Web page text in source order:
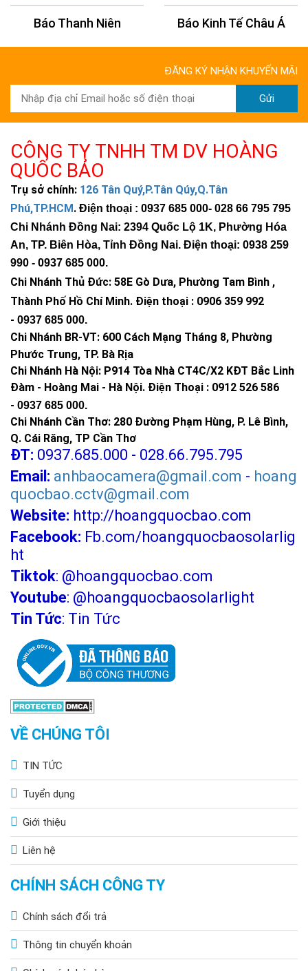
Báo Thanh Niên Báo Kinh Tế Châu Á
ĐĂNG KÝ NHẬN KHUYẾN MÃI
Gửi
CÔNG TY TNHH TM DV HOÀNG
QUỐC BẢO
Trụ sở chính: 126 Tân Quý,P.Tân Qúy,Q.Tân
Phú,TP.HCM. Điện thoại : 0937 685 000- 028 66 795 795
Chi Nhánh Đồng Nai: 2394 Quốc Lộ 1K, Phường Hóa
An, TP. Biên Hòa, Tỉnh Đồng Nai. Điện thoại: 0938 259
990 - 0937 685 000.
Chi Nhánh Thủ Đức: 58E Gò Dưa, Phường Tam Bình ,
Thành Phố Hồ Chí Minh. Điện thoại : 0906 359 992
- 0937 685 000.
Chi Nhánh BR-VT: 600 Cách Mạng Tháng 8, Phường
Phước Trung, TP. Bà Rịa
Chi Nhánh Hà Nội: P914 Tòa Nhà CT4C/X2 KĐT Bắc Linh
Đàm - Hoàng Mai - Hà Nội. Điện Thoại : 0912 526 586
- 0937 685 000.
Chi Nhánh Cần Thơ: 280 Đường Phạm Hùng, P. Lê Bình,
Q. Cái Răng, TP Cần Thơ
ĐT: 0937.685.000 - 028.66.795.795
Email: anhbaocamera@gmail.com - hoang
quocbao.cctv@gmail.com
Website: http://hoangquocbao.com
Facebook: Fb.com/hoangquocbaosolarlig
ht
Tiktok: @hoangquocbao.com
Youtube: @hoangquocbaosolarlight
Tin Tức: Tin Tức
VỀ CHÚNG TÔI
TIN TỨC
Tuyển dụng
Giới thiệu
Liên hệ
CHÍNH SÁCH CÔNG TY
Chính sách đổi trả
Thông tin chuyển khoản